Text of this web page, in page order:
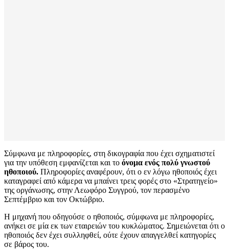
Σύμφωνα με πληροφορίες, στη δικογραφία που έχει σχηματιστεί
για την υπόθεση εμφανίζεται και το όνομα ενός πολύ γνωστού
ηθοποιού. Πληροφορίες αναφέρουν, ότι ο εν λόγω ηθοποιός έχει
καταγραφεί από κάμερα να μπαίνει τρεις φορές στο «Στρατηγείο»
της οργάνωσης, στην Λεωφόρο Συγγρού, τον περασμένο
Σεπτέμβριο και τον Οκτώβριο.
Η μηχανή που οδηγούσε ο ηθοποιός, σύμφωνα με πληροφορίες,
ανήκει σε μία εκ των εταιρειών του κυκλώματος. Σημειώνεται ότι ο
ηθοποιός δεν έχει συλληφθεί, ούτε έχουν απαγγελθεί κατηγορίες
σε βάρος του.